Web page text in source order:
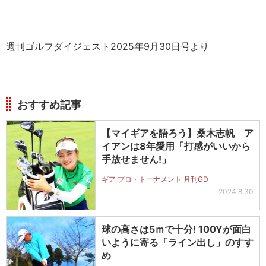
週刊ゴルフダイジェスト2025年9月30日号より
おすすめ記事
【マイギアを語ろう】桑木志帆 ア
イアンは8年愛用「打感がいいから
手放せません!」
ギア プロ・トーナメント 月刊GD
2024.8.30
球の高さは5ｍで十分! 100Yが面白
いように寄る「ライン出し」のすす
め